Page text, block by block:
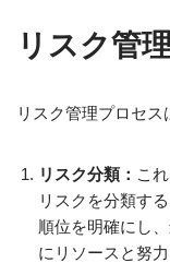
リスク管
リスク管理プロセス
リスク分類： こ
リスクを分類す
順位を明確にし
にリソースと努力